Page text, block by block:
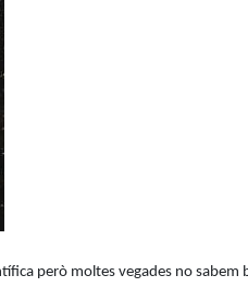
però moltes vegades no